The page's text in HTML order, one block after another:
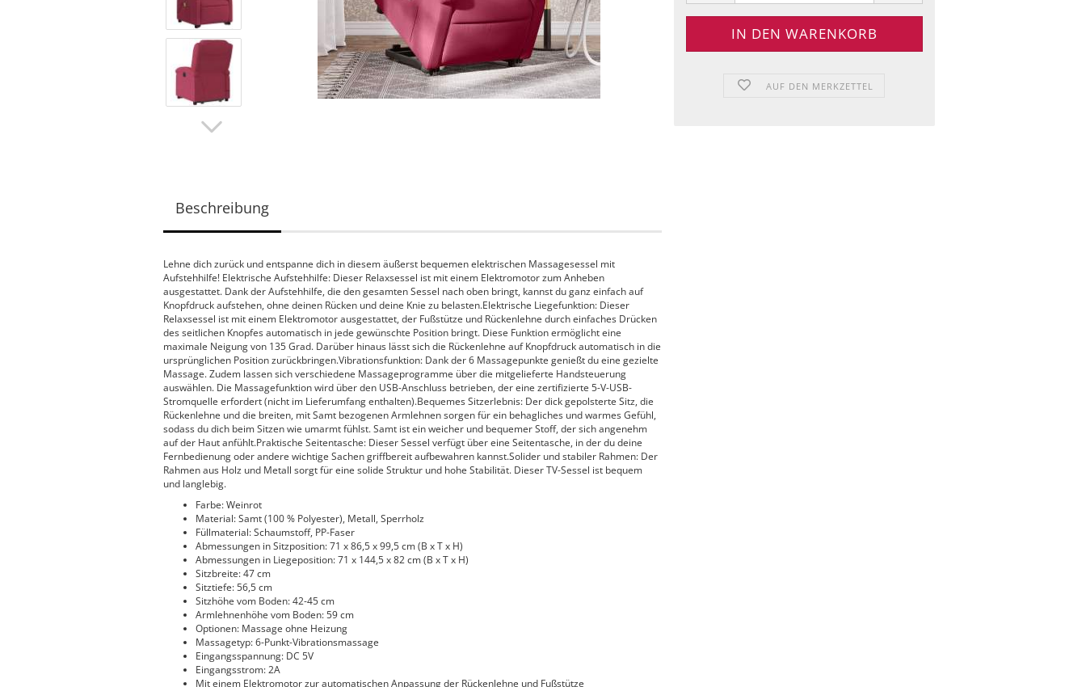
AUF DEN MERKZETTEL
Beschreibung
Lehne dich zurück und entspanne dich in diesem äußerst bequemen elektrischen Massagesessel mit
Aufstehhilfe! Elektrische Aufstehhilfe: Dieser Relaxsessel ist mit einem Elektromotor zum Anheben
ausgestattet. Dank der Aufstehhilfe, die den gesamten Sessel nach oben bringt, kannst du ganz einfach auf
Knopfdruck aufstehen, ohne deinen Rücken und deine Knie zu belasten.Elektrische Liegefunktion: Dieser
Relaxsessel ist mit einem Elektromotor ausgestattet, der Fußstütze und Rückenlehne durch einfaches Drücken
des seitlichen Knopfes automatisch in jede gewünschte Position bringt. Diese Funktion ermöglicht eine
maximale Neigung von 135 Grad. Darüber hinaus lässt sich die Rückenlehne auf Knopfdruck automatisch in die
ursprünglichen Position zurückbringen.Vibrationsfunktion: Dank der 6 Massagepunkte genießt du eine gezielte
Massage. Zudem lassen sich verschiedene Massageprogramme über die mitgelieferte Handsteuerung
auswählen. Die Massagefunktion wird über den USB-Anschluss betrieben, der eine zertifizierte 5-V-USB-
Stromquelle erfordert (nicht im Lieferumfang enthalten).Bequemes Sitzerlebnis: Der dick gepolsterte Sitz, die
Rückenlehne und die breiten, mit Samt bezogenen Armlehnen sorgen für ein behagliches und warmes Gefühl,
sodass du dich beim Sitzen wie umarmt fühlst. Samt ist ein weicher und bequemer Stoff, der sich angenehm
auf der Haut anfühlt.Praktische Seitentasche: Dieser Sessel verfügt über eine Seitentasche, in der du deine
Fernbedienung oder andere wichtige Sachen griffbereit aufbewahren kannst.Solider und stabiler Rahmen: Der
Rahmen aus Holz und Metall sorgt für eine solide Struktur und hohe Stabilität. Dieser TV-Sessel ist bequem
und langlebig.
Farbe: Weinrot
Material: Samt (100 % Polyester), Metall, Sperrholz
Füllmaterial: Schaumstoff, PP-Faser
Abmessungen in Sitzposition: 71 x 86,5 x 99,5 cm (B x T x H)
Abmessungen in Liegeposition: 71 x 144,5 x 82 cm (B x T x H)
Sitzbreite: 47 cm
Sitztiefe: 56,5 cm
Sitzhöhe vom Boden: 42-45 cm
Armlehnenhöhe vom Boden: 59 cm
Optionen: Massage ohne Heizung
Massagetyp: 6-Punkt-Vibrationsmassage
Eingangsspannung: DC 5V
Eingangsstrom: 2A
Mit einem Elektromotor zur automatischen Anpassung der Rückenlehne und Fußstütze